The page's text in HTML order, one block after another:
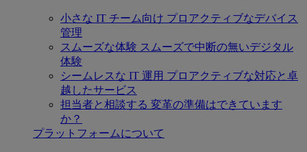
小さな IT チーム向け プロアクティブなデバイス
管理
スムーズな体験 スムーズで中断の無いデジタル
体験
シームレスな IT 運用 プロアクティブな対応と卓
越したサービス
担当者と相談する 変革の準備はできています
か？
プラットフォームについて